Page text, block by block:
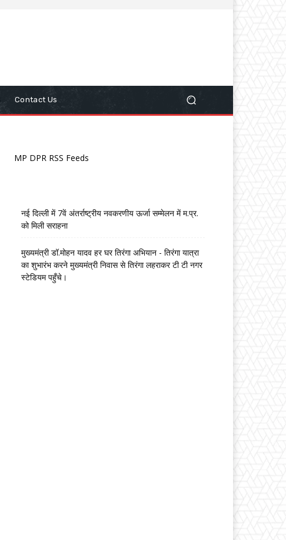
Contact Us
MP DPR RSS Feeds
नई दिल्ली में 7वें अंतर्राष्ट्रीय नवकरणीय ऊर्जा सम्मेलन में म.प्र.
को मिली सराहना
मुख्यमंत्री डॉ.मोहन यादव हर घर तिरंगा अभियान - तिरंगा यात्रा
का शुभारंभ करने मुख्यमंत्री निवास से तिरंगा लहराकर टी टी नगर
स्टेडियम पहुँचे।